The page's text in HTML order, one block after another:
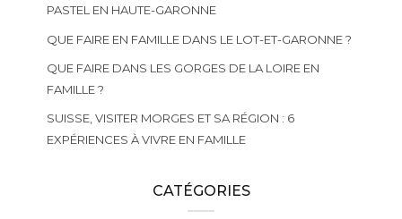
PASTEL EN HAUTE-GARONNE
QUE FAIRE EN FAMILLE DANS LE LOT-ET-GARONNE ?
QUE FAIRE DANS LES GORGES DE LA LOIRE EN
FAMILLE ?
SUISSE, VISITER MORGES ET SA RÉGION : 6
EXPÉRIENCES À VIVRE EN FAMILLE
CATÉGORIES